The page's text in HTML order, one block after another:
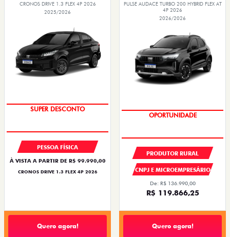
CRONOS DRIVE 1.3 FLEX 4P 2026
2025/2026
BÔNUS DE ATÉ R$ 14 MIL
PESSOA FÍSICA
À VISTA A PARTIR DE R$ 99.990,00
CRONOS DRIVE 1.3 FLEX 4P 2026
Quero agora!
PULSE AUDACE TURBO 200 HYBRID FLEX AT
4P 2026
2026/2026
OPORTUNIDADE
PRODUTOR RURAL
CNPJ E MICROEMPRESÁRIO
De: R$ 136.990,00
R$ 119.866,25
Quero agora!